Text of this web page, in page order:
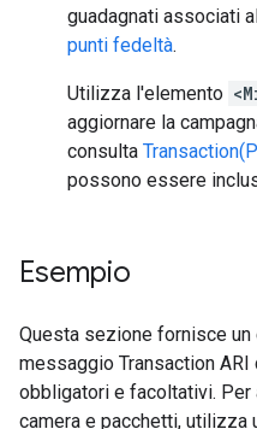
guadagnati associati
punti fedeltà.
Utilizza l'elemento
aggiornare la
consulta
possono essere
Esempio
Questa sezione fornisce
messaggio Transaction
obbligatori e facoltativi. Per
camera e pacchetti, utilizza